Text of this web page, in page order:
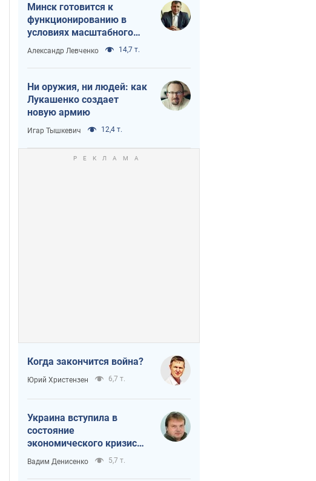
Минск готовится к
функционированию в
условиях масштабного
военного кризиса
Александр Левченко 14,7 т.
Ни оружия, ни людей: как
Лукашенко создает
новую армию
Игар Тышкевич 12,4 т.
Когда закончится война?
Юрий Христензен 6,7 т.
Украина вступила в
состояние
экономического кризиса.
Есть ли свет в конце
туннеля?
Вадим Денисенко 5,7 т.